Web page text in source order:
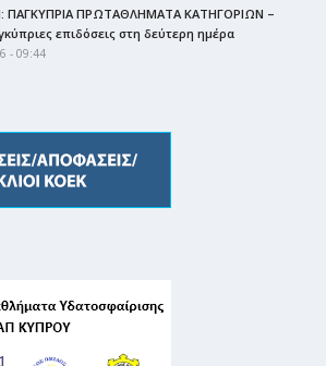
ΠΡΩΤΑΘΛΗΜΑΤΑ ΚΑΤΗΓΟΡΙΩΝ –
επιδόσεις στη δεύτερη ημέρα
- 09:44